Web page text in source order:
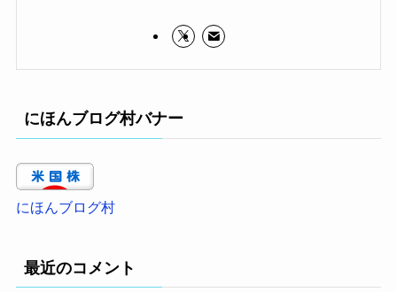
にほんブログ村バナー
にほんブログ村
最近のコメント